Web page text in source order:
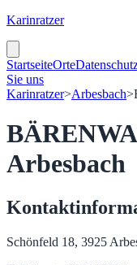
Karinratzer
StartseiteOrte
Sie uns
Karinratzer>Arbesbach>
Arbesbach
Schönfeld 18, 3925